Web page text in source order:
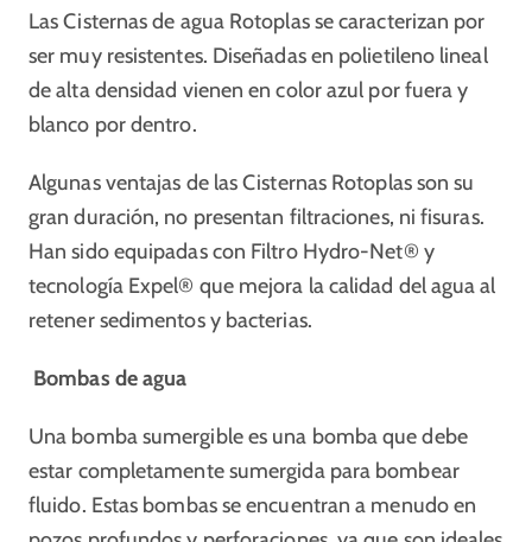
Las Cisternas de agua Rotoplas se caracterizan por
ser muy resistentes. Diseñadas en polietileno lineal
de alta densidad vienen en color azul por fuera y
blanco por dentro.
Algunas ventajas de las Cisternas Rotoplas son su
gran duración, no presentan filtraciones, ni fisuras.
Han sido equipadas con Filtro Hydro-Net® y
tecnología Expel® que mejora la calidad del agua al
retener sedimentos y bacterias.
Bombas de agua
Una bomba sumergible es una bomba que debe
estar completamente sumergida para bombear
fluido. Estas bombas se encuentran a menudo en